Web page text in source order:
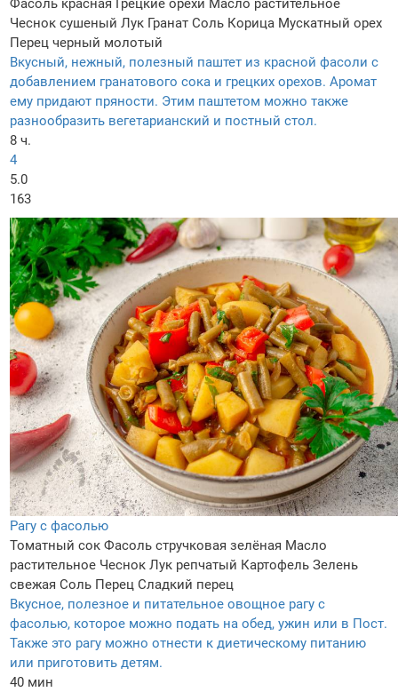
Фасоль красная Грецкие орехи Масло растительное
Чеснок сушеный Лук Гранат Соль Корица Мускатный орех
Перец черный молотый
Вкусный, нежный, полезный паштет из красной фасоли с
добавлением гранатового сока и грецких орехов. Аромат
ему придают пряности. Этим паштетом можно также
разнообразить вегетарианский и постный стол.
8 ч.
4
5.0
163
Рагу с фасолью
Томатный сок Фасоль стручковая зелёная Масло
растительное Чеснок Лук репчатый Картофель Зелень
свежая Соль Перец Сладкий перец
Вкусное, полезное и питательное овощное рагу с
фасолью, которое можно подать на обед, ужин или в Пост.
Также это рагу можно отнести к диетическому питанию
или приготовить детям.
40 мин